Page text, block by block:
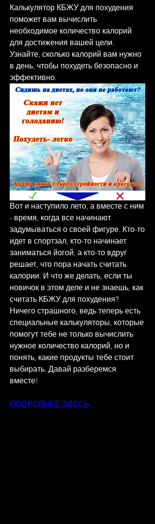
Калькулятор КБЖУ для похудения
поможет вам вычислить
необходимое количество калорий
для достижения вашей цели.
Узнайте, сколько калорий вам нужно
в день, чтобы похудеть безопасно и
эффективно.
Вот и наступило лето, а вместе с ним
- время, когда все начинают
задумываться о своей фигуре. Кто-то
идет в спортзал, кто-то начинает
заниматься йогой, а кто-то вдруг
решает, что пора начать считать
калории. И что же делать, если ты
новичок в этом деле и не знаешь, как
считать КБЖУ для похудения?
Ничего страшного, ведь теперь есть
специальные калькуляторы, которые
помогут тебе не только вычислить
нужное количество калорий, но и
понять, какие продукты тебе стоит
выбирать. Давай разберемся
вместе!
ПОДРОБНЕЕ ЗДЕСЬ